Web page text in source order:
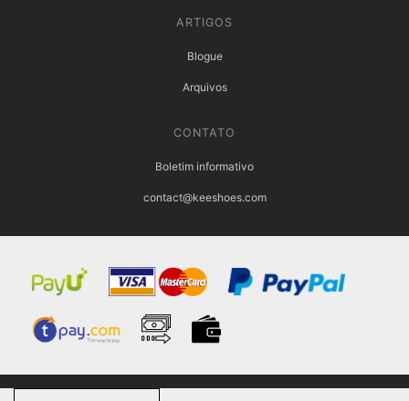
ARTIGOS
Blogue
Arquivos
CONTATO
Boletim informativo
contact@keeshoes.com